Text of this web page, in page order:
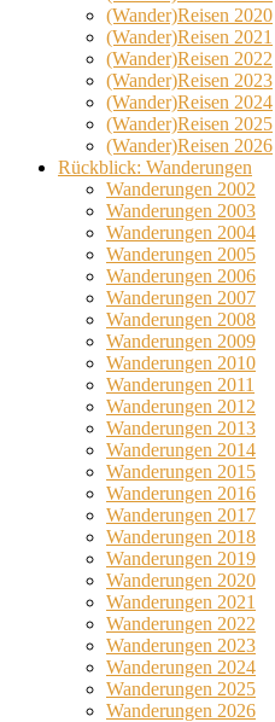
(Wander)Reisen 2020
(Wander)Reisen 2021
(Wander)Reisen 2022
(Wander)Reisen 2023
(Wander)Reisen 2024
(Wander)Reisen 2025
(Wander)Reisen 2026
Rückblick: Wanderungen
Wanderungen 2002
Wanderungen 2003
Wanderungen 2004
Wanderungen 2005
Wanderungen 2006
Wanderungen 2007
Wanderungen 2008
Wanderungen 2009
Wanderungen 2010
Wanderungen 2011
Wanderungen 2012
Wanderungen 2013
Wanderungen 2014
Wanderungen 2015
Wanderungen 2016
Wanderungen 2017
Wanderungen 2018
Wanderungen 2019
Wanderungen 2020
Wanderungen 2021
Wanderungen 2022
Wanderungen 2023
Wanderungen 2024
Wanderungen 2025
Wanderungen 2026